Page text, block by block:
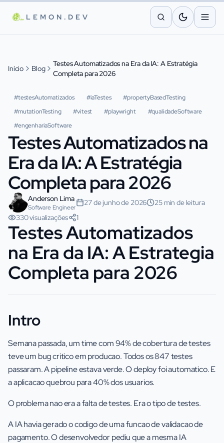
LEMON.DEV
Início Blog
Testes Automatizados na Era da IA: A Estratégia
Completa para 2026
#testesAutomatizados #iaTestes #propertyBasedTesting
#mutationTesting #vitest #playwright #qualidadeSoftware
#engenhariaSoftware
Testes Automatizados na
Era da IA: A Estratégia
Completa para 2026
Anderson Lima
Software Engineer
27 de junho de 2026
25 min de leitura
330 visualizações
1
Testes Automatizados
na Era da IA: A Estrategia
Completa para 2026
Intro
Semana passada, um time com 94% de cobertura de testes
teve um bug critico em producao. Todos os 847 testes
passaram. A pipeline estava verde. O deploy foi automatico. E
a aplicacao quebrou para 40% dos usuarios.
O problema nao era a falta de testes. Era o tipo de testes.
A IA havia gerado o codigo de uma funcao de validacao de
pagamento. O desenvolvedor pediu que a mesma IA